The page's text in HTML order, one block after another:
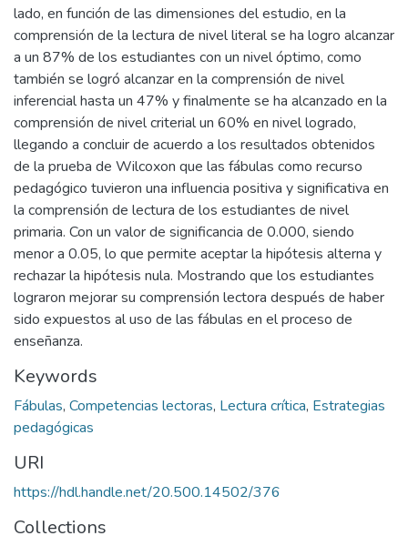
lado, en función de las dimensiones del estudio, en la
comprensión de la lectura de nivel literal se ha logro alcanzar
a un 87% de los estudiantes con un nivel óptimo, como
también se logró alcanzar en la comprensión de nivel
inferencial hasta un 47% y finalmente se ha alcanzado en la
comprensión de nivel criterial un 60% en nivel logrado,
llegando a concluir de acuerdo a los resultados obtenidos
de la prueba de Wilcoxon que las fábulas como recurso
pedagógico tuvieron una influencia positiva y significativa en
la comprensión de lectura de los estudiantes de nivel
primaria. Con un valor de significancia de 0.000, siendo
menor a 0.05, lo que permite aceptar la hipótesis alterna y
rechazar la hipótesis nula. Mostrando que los estudiantes
lograron mejorar su comprensión lectora después de haber
sido expuestos al uso de las fábulas en el proceso de
enseñanza.
Keywords
Fábulas, Competencias lectoras, Lectura crítica, Estrategias
pedagógicas
URI
https://hdl.handle.net/20.500.14502/376
Collections